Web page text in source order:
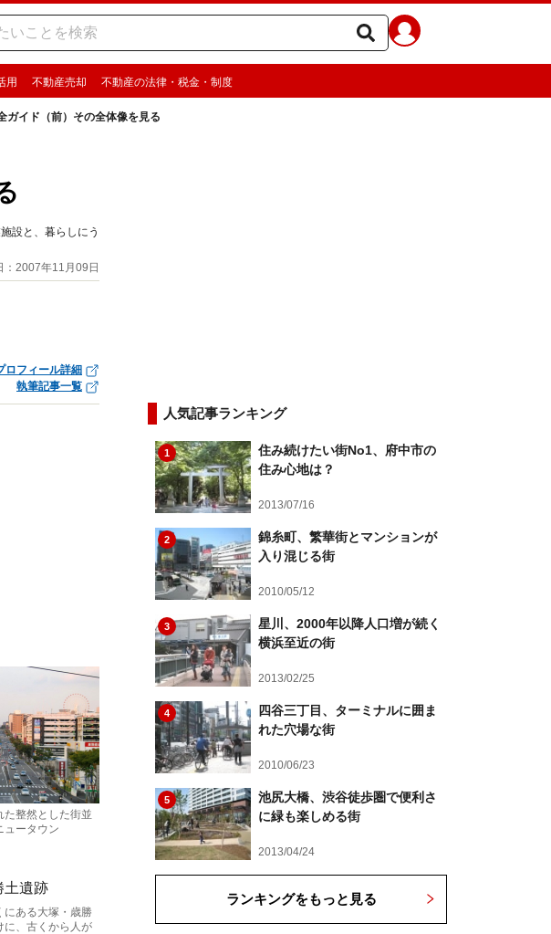
用 不動産売却 不動産の法律・税金・制度
ガイド（前）その全体像を見る
設と、暮らしにう
：2007年11月09日
ロフィール詳細
執筆記事一覧
た整然とした街並
ュータウン
にある大塚・歳勝
に、古くから人が
人気記事ランキング
1
住み続けたい街No1、府中市の
住み心地は？
2013/07/16
2
錦糸町、繁華街とマンションが
入り混じる街
2010/05/12
3
星川、2000年以降人口増が続く
横浜至近の街
2013/02/25
4
四谷三丁目、ターミナルに囲ま
れた穴場な街
2010/06/23
5
池尻大橋、渋谷徒歩圏で便利さ
に緑も楽しめる街
2013/04/24
ランキングをもっと見る